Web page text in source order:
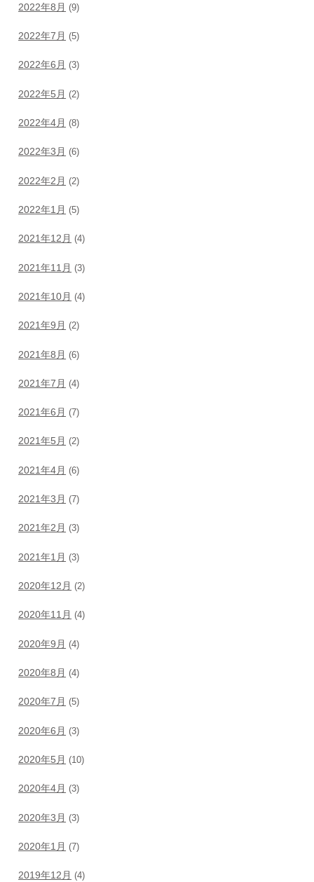
2022年8月 (9)
2022年7月 (5)
2022年6月 (3)
2022年5月 (2)
2022年4月 (8)
2022年3月 (6)
2022年2月 (2)
2022年1月 (5)
2021年12月 (4)
2021年11月 (3)
2021年10月 (4)
2021年9月 (2)
2021年8月 (6)
2021年7月 (4)
2021年6月 (7)
2021年5月 (2)
2021年4月 (6)
2021年3月 (7)
2021年2月 (3)
2021年1月 (3)
2020年12月 (2)
2020年11月 (4)
2020年9月 (4)
2020年8月 (4)
2020年7月 (5)
2020年6月 (3)
2020年5月 (10)
2020年4月 (3)
2020年3月 (3)
2020年1月 (7)
2019年12月 (4)